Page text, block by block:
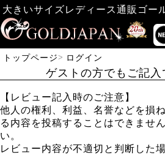
大きいサイズレディース通販ゴー
トップページ ログイン
ゲストの方でもご記入
【レビュー記入時のご注意】
他人の権利、利益、名誉などを損
る内容を投稿することはできませ
い。
レビュー内容が不適切と判断した